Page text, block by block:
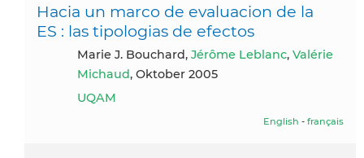
Hacia un marco de evaluacion de la
ES : las tipologias de efectos
Marie J. Bouchard, Jérôme Leblanc, Valérie
Michaud, Oktober 2005
UQAM
English - français